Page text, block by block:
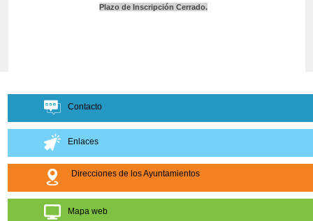
Plazo de Inscripción Cerrado.
Contacto
Enlaces
Direcciones de los Ayuntamientos
Mapa web